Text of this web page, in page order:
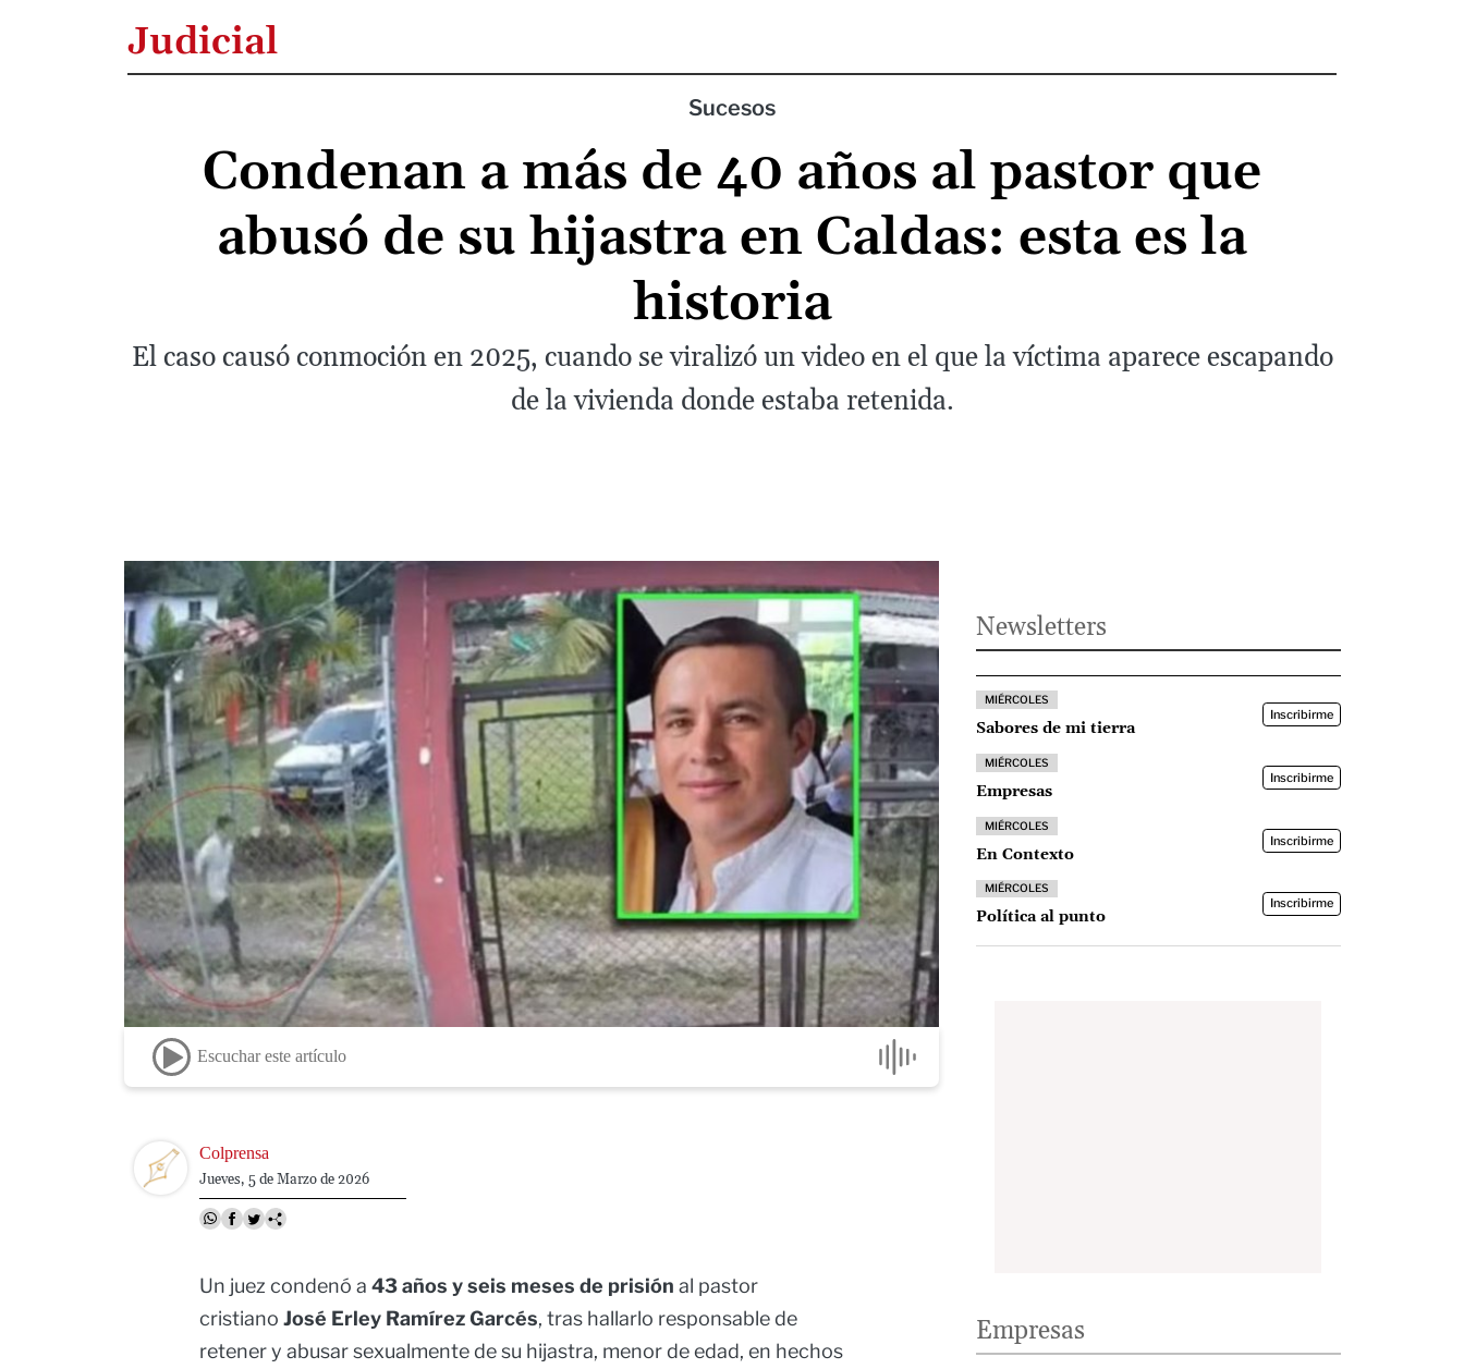
Judicial
Sucesos
Condenan a más de 40 años al pastor que
abusó de su hijastra en Caldas: esta es la
historia
El caso causó conmoción en 2025, cuando se viralizó un video en el que la víctima aparece escapando
de la vivienda donde estaba retenida.
Escuchar este artículo
Image Colprensa
Jueves, 5 de Marzo de 2026
Un juez condenó a 43 años y seis meses de prisión al pastor
cristiano José Erley Ramírez Garcés, tras hallarlo responsable de
retener y abusar sexualmente de su hijastra, menor de edad, en hechos
Newsletters
MIÉRCOLES
Sabores de mi tierra
Inscribirme
MIÉRCOLES
Empresas
Inscribirme
MIÉRCOLES
En Contexto
Inscribirme
MIÉRCOLES
Política al punto
Inscribirme
Empresas